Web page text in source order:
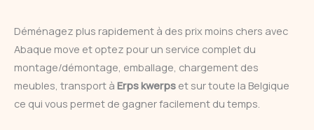
Déménagez plus rapidement à des prix moins chers avec
Abaque move et optez pour un service complet du
montage/démontage, emballage, chargement des
meubles, transport à Erps kwerps et sur toute la Belgique
ce qui vous permet de gagner facilement du temps.